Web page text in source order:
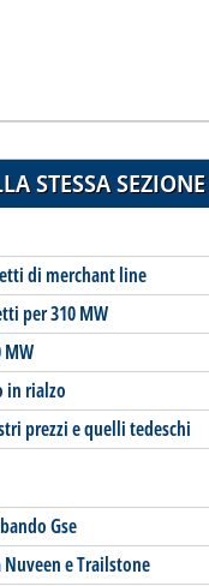
STESSA SEZIONE
di merchant line
per 310 MW
MW
in rialzo
prezzi e quelli tedeschi
Gse
e Trailstone